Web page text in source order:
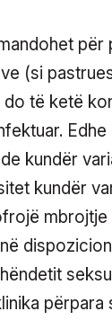
për
(si
të ketë
kundër
kundër
përpara